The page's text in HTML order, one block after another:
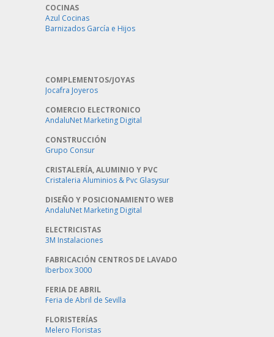
COCINAS
Azul Cocinas
Barnizados García e Hijos
COMPLEMENTOS/JOYAS
Jocafra Joyeros
COMERCIO ELECTRONICO
AndaluNet Marketing Digital
CONSTRUCCIÓN
Grupo Consur
CRISTALERÍA, ALUMINIO Y PVC
Cristaleria Aluminios & Pvc Glasysur
DISEÑO Y POSICIONAMIENTO WEB
AndaluNet Marketing Digital
ELECTRICISTAS
3M Instalaciones
FABRICACIÓN CENTROS DE LAVADO
Iberbox 3000
FERIA DE ABRIL
Feria de Abril de Sevilla
FLORISTERÍAS
Melero Floristas